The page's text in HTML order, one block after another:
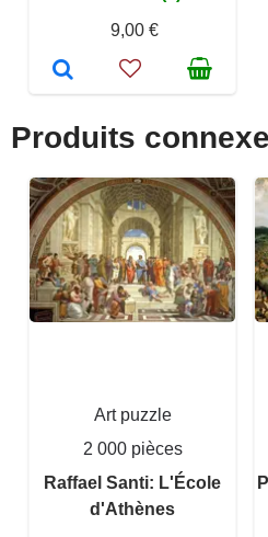
9,00 €
Produits
Art puzzle
2 000 pièces
Raffael Santi: L'École
d'Athènes